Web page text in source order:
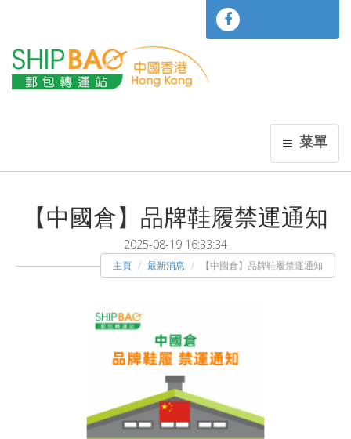
菜單
【中國倉】品牌鞋履禁運通知
2025-08-19 16:33:34
主頁 最新消息 【中國倉】品牌鞋履禁運通知